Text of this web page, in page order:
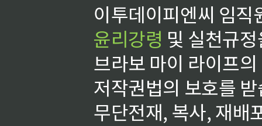
이투데이피엔씨 임
윤리강령 및 실천규
브라보 마이 라이프
저작권법의 보호를
무단전재, 복사, 재배